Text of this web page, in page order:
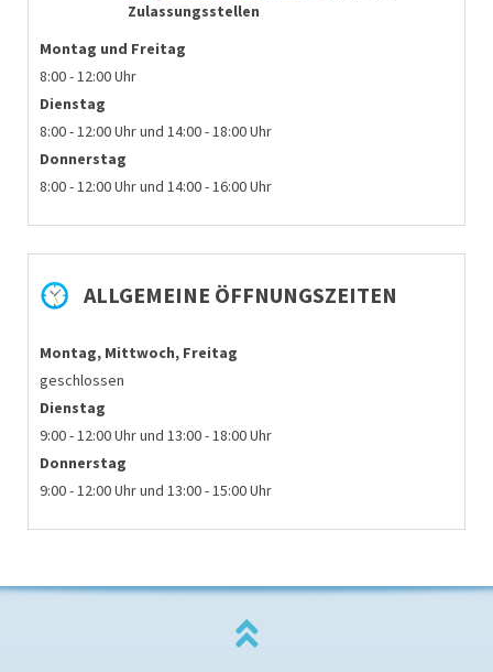
Zulassungsstellen
Montag und Freitag
8:00 - 12:00 Uhr
Dienstag
8:00 - 12:00 Uhr und 14:00 - 18:00 Uhr
Donnerstag
8:00 - 12:00 Uhr und 14:00 - 16:00 Uhr
ALLGEMEINE ÖFFNUNGSZEITEN
Montag, Mittwoch, Freitag
geschlossen
Dienstag
9:00 - 12:00 Uhr und 13:00 - 18:00 Uhr
Donnerstag
9:00 - 12:00 Uhr und 13:00 - 15:00 Uhr